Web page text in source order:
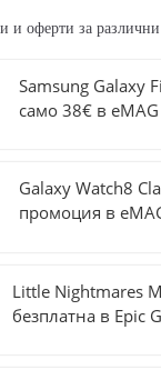
и оферти за
Samsung Galaxy
само 38€ в eMAG
Galaxy Watch8
промоция в
Little Nightmares
безплатна в Epic